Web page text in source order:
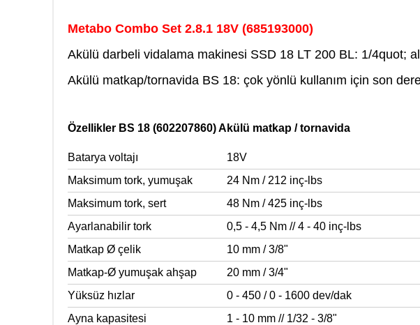
Metabo Combo Set 2.8.1 18V (685193000)
Akülü darbeli vidalama makinesi SSD 18 LT 200 BL: 1/4quot;
Akülü matkap/tornavida BS 18: çok yönlü kullanım için son
Özellikler BS 18 (602207860) Akülü matkap / tornavida
Batarya voltajı
18V
Maksimum tork, yumuşak
24 Nm / 212 inç-lbs
Maksimum tork, sert
48 Nm / 425 inç-lbs
Ayarlanabilir tork
0,5 - 4,5 Nm // 4 - 40 inç-lbs
Matkap Ø çelik
10 mm / 3/8"
Matkap-Ø yumuşak ahşap
20 mm / 3/4"
Yüksüz hızlar
0 - 450 / 0 - 1600 dev/dak
Ayna kapasitesi
1 - 10 mm // 1/32 - 3/8"